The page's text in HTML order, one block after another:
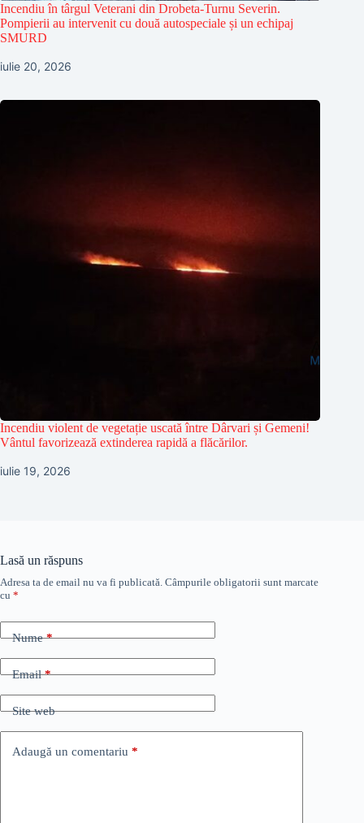
Incendiu în târgul Veterani din Drobeta-Turnu Severin.
Pompierii au intervenit cu două autospeciale și un echipaj
SMURD
iulie 20, 2026
Incendiu violent de vegetație uscată între Dârvari și Gemeni!
Vântul favorizează extinderea rapidă a flăcărilor.
iulie 19, 2026
Lasă un răspuns
Adresa ta de email nu va fi publicată. Câmpurile obligatorii sunt marcate
cu *
Nume*
Email*
Site web
Adaugă un comentariu *